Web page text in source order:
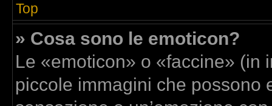
Top
» Cosa sono le emoticon?
Le «emoticon» o «faccine» (in
piccole immagini che possono